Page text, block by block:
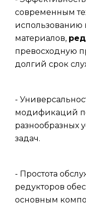
современным
использованию
материалов,
превосходную
долгий срок
-
модификаций
разнообразных
задач.
- Простота
редукторов
основным